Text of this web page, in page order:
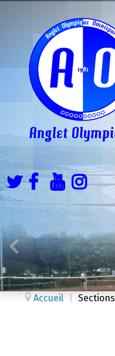
Accueil Sections